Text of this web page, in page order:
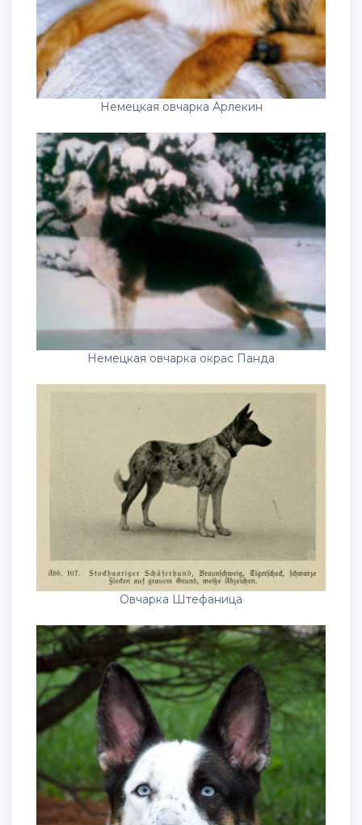
Немецкая овчарка Арлекин
Немецкая овчарка окрас Панда
Овчарка Штефаница